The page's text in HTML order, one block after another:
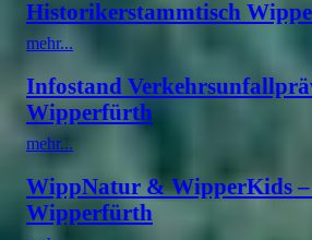
Historikerstammtisch
mehr...
Infostand
Wipperfürth
mehr...
WippNatur & WipperKids –
Wipperfürth